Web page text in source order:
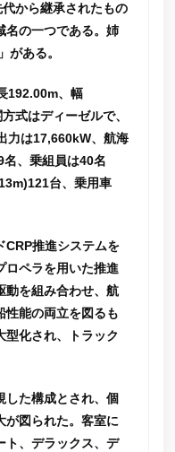
から継承されたもの
名の一つである。姉
がある。
192.00m、幅
式はディーゼルで、
力は17,660kW、航海
、乗組員は40名
台、乗用車
CRP推進システムを
ロペラを用いた推進
動を組み合わせ、航
性能の両立を図るも
型化され、トラック
した構成とされ、個
が図られた。客室に
ト、デラックス、デ